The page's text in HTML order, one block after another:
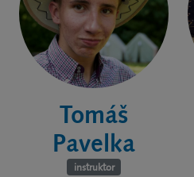
Tomáš
Pavelka
instruktor